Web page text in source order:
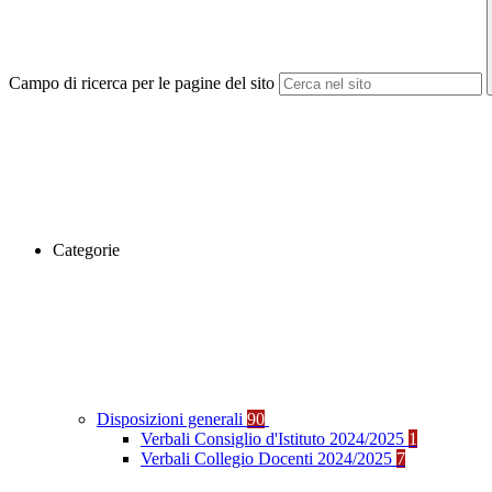
Campo di ricerca per le pagine del sito
Categorie
Disposizioni generali 90
Verbali Consiglio d'Istituto 2024/2025 1
Verbali Collegio Docenti 2024/2025 7